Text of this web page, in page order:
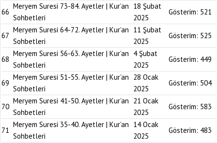
66
Meryem Suresi 73-84. Ayetler | Kur’an
Sohbetleri
18 Şubat
2025
Gösterim: 521
67
Meryem Suresi 64-72. Ayetler | Kur’an
Sohbetleri
11 Şubat
2025
Gösterim: 525
68
Meryem Suresi 56-63. Ayetler | Kur’an
Sohbetleri
4 Şubat
2025
Gösterim: 449
69
Meryem Suresi 51-55. Ayetler | Kur’an
Sohbetleri
28 Ocak
2025
Gösterim: 504
70
Meryem Suresi 41-50. Ayetler | Kur’an
Sohbetleri
21 Ocak
2025
Gösterim: 583
71
Meryem Suresi 35-40. Ayetler | Kur’an
Sohbetleri
14 Ocak
2025
Gösterim: 483